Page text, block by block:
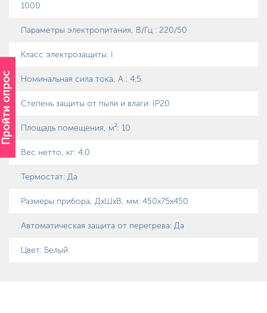
Пройти опрос
1000
Параметры электропитания, В/Гц : 220/50
Класс электрозащиты: I
Номинальная сила тока, А : 4.5
Степень защиты от пыли и влаги: IP20
Площадь помещения, м²: 10
Вес нетто, кг: 4.0
Термостат: Да
Размеры прибора, ДхШхВ, мм: 450х75х450
Автоматическая защита от перегрева: Да
Цвет: Белый